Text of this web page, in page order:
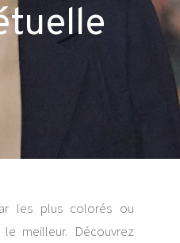
les plus colorés ou
meilleur. Découvrez